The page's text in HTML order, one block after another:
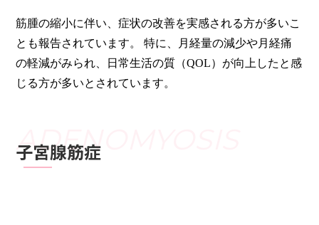
筋腫の縮小に伴い、症状の改善を実感される方が多いこ
とも報告されています。 特に、月経量の減少や月経痛
の軽減がみられ、日常生活の質（QOL）が向上したと感
じる方が多いとされています。
子宮腺筋症